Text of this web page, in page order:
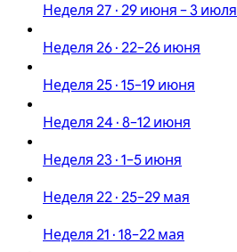
Неделя 27 · 29 июня – 3 июля
Неделя 26 · 22–26 июня
Неделя 25 · 15–19 июня
Неделя 24 · 8–12 июня
Неделя 23 · 1–5 июня
Неделя 22 · 25–29 мая
Неделя 21 · 18–22 мая